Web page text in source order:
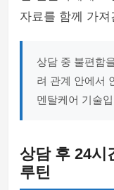
자료를 함께 가
상담 중 불편함
려 관계 안에서
멘탈케어 기술
상담 후 24시
루틴